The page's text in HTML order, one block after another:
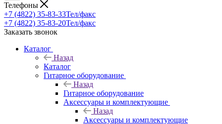
Телефоны
+7 (4822) 35-83-33Тел/факс
+7 (4822) 35-83-20Тел/факс
Заказать звонок
Каталог
Назад
Каталог
Гитарное оборудование
Назад
Гитарное оборудование
Аксессуары и комплектующие
Назад
Аксессуары и комплектующие